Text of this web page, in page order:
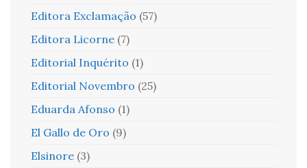
Editora Exclamação (57)
Editora Licorne (7)
Editorial Inquérito (1)
Editorial Novembro (25)
Eduarda Afonso (1)
El Gallo de Oro (9)
Elsinore (3)